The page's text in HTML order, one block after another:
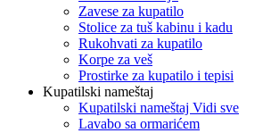
Zavese za kupatilo
Stolice za tuš kabinu i kadu
Rukohvati za kupatilo
Korpe za veš
Prostirke za kupatilo i tepisi
Kupatilski nameštaj
Kupatilski nameštaj Vidi sve
Lavabo sa ormarićem